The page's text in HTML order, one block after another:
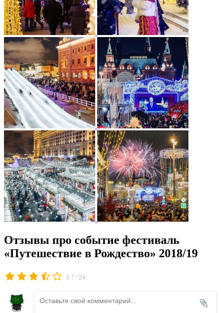
Отзывы про событие фестиваль
«Путешествие в Рождество» 2018/19
3.7 /24